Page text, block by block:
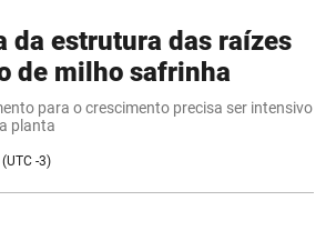
da estrutura das raízes
de milho safrinha
para o crescimento precisa ser intensivo
planta
-3)